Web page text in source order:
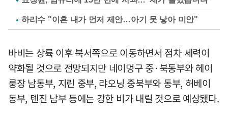
하리수 "이혼 내가 먼저 제안…아기 못 낳아 미안"
바비는 상륙 이후 북서쪽으로 이동하면서 점차 세력이
약화될 것으로 전망되지만 네이멍구 중·북동부와 헤이
룽장 남동부, 지린 중부, 랴오닝 중북부와 동부, 허베이
동부, 톈진 남부 등에는 강한 비가 내릴 것으로 예상됐다.